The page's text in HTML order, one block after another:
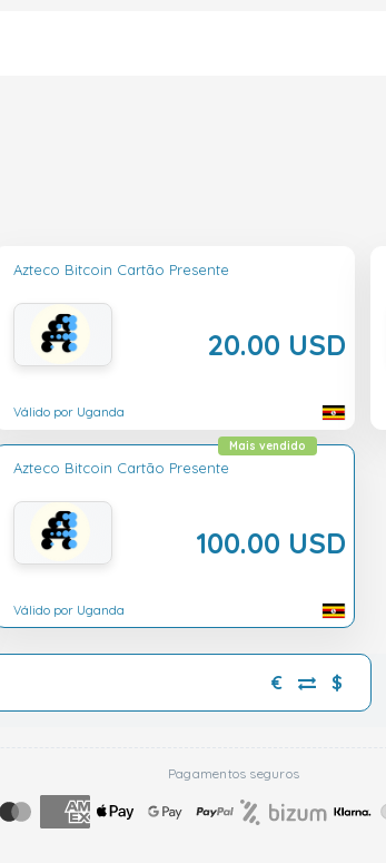
Azteco Bitcoin Cartão Presente
20.00 USD
Válido por Uganda
Azteco Bitcoin Cartão Presente
100.00 USD
Mais vendido
Válido por Uganda
€ $
Pagamentos seguros